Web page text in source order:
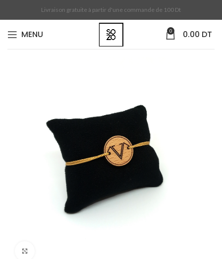
Livraison gratuite à partir d'une commande de 100 Dt
MENU 0 0.00 DT